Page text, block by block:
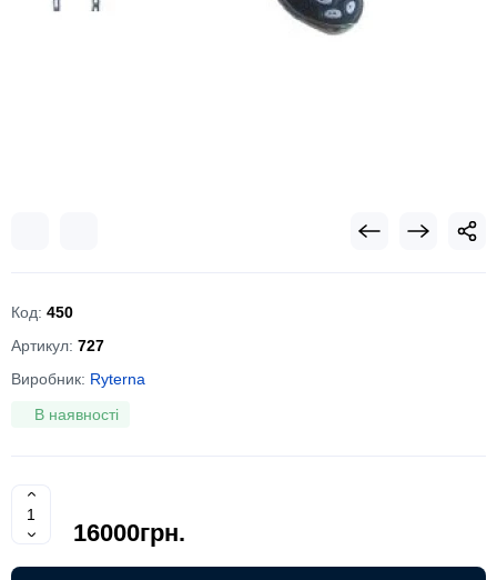
Код: 450
Артикул: 727
Виробник: Ryterna
В наявності
16000грн.